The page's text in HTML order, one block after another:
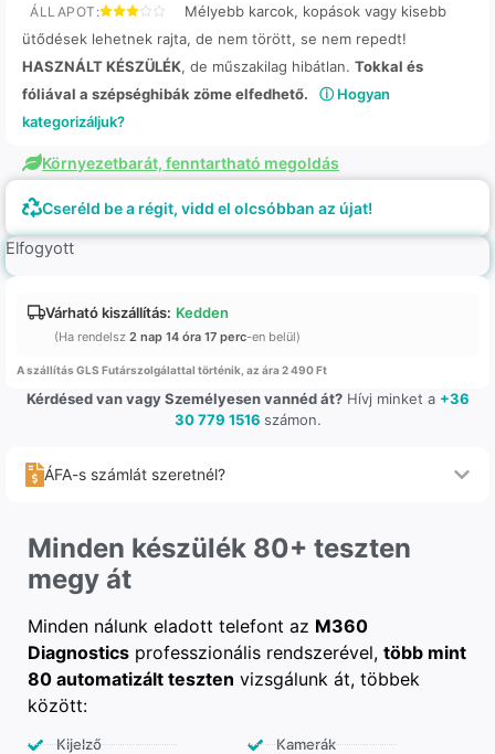
ÁLLAPOT:
Mélyebb karcok, kopások vagy kisebb
ütődések lehetnek rajta, de nem törött, se nem repedt!
HASZNÁLT KÉSZÜLÉK, de műszakilag hibátlan. Tokkal és
fóliával a szépséghibák zöme elfedhető.
ⓘ Hogyan
kategorizáljuk?
Környezetbarát, fenntartható megoldás
Cseréld be a régit, vidd el olcsóbban az újat!
Elfogyott
Várható kiszállítás: Kedden
(Ha rendelsz 2 nap 14 óra 17 perc-en belül)
A szállítás GLS Futárszolgálattal történik, az ára 2 490 Ft
Kérdésed van vagy Személyesen vannéd át?Hívj minket a +36
30 779 1516 számon.
ÁFA-s számlát szeretnél?
Minden készülék 80+ teszten
megy át
Minden nálunk eladott telefont az M360
Diagnostics professzionális rendszerével, több mint
80 automatizált teszten vizsgálunk át, többek
között:
Kijelző
Kamerák